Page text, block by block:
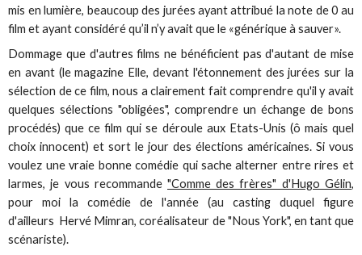
mis en lumière, beaucoup des jurées ayant attribué la note de 0 au
film et ayant considéré qu’il n’y avait que le «générique à sauver».
Dommage que d'autres films ne bénéficient pas d'autant de mise
en avant (le magazine Elle, devant l'étonnement des jurées sur la
sélection de ce film, nous a clairement fait comprendre qu'il y avait
quelques sélections "obligées", comprendre un échange de bons
procédés) que ce film qui se déroule aux Etats-Unis (ô mais quel
choix innocent) et sort le jour des élections américaines. Si vous
voulez une vraie bonne comédie qui sache alterner entre rires et
larmes, je vous recommande "Comme des frères" d'Hugo Gélin,
pour moi la comédie de l'année (au casting duquel figure
d'ailleurs Hervé Mimran, coréalisateur de "Nous York", en tant que
scénariste).